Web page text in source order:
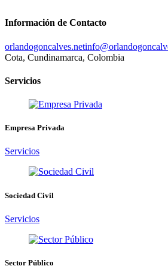
Información de Contacto
orlandogoncalves.net
Cota, Cundinamarca, Colombia
Servicios
Empresa Privada
Servicios
Sociedad Civil
Servicios
Sector Público